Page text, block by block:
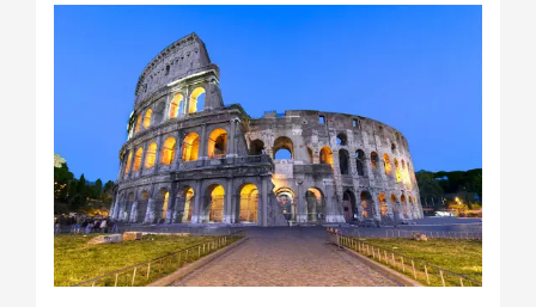
lieux
plus
sollicités
pour
un
séminaire
en
Italie